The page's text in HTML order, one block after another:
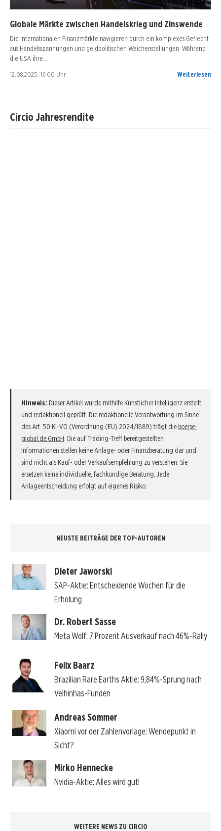
Globale Märkte zwischen Handelskrieg und Zinswende
Die internationalen Finanzmärkte navigieren durch ein komplexes Geflecht
aus Handelsspannungen und geldpolitischen Weichenstellungen. Während
die USA ihre…
12.08.2025, 16:00 Uhr Weiterlesen
Circio Jahresrendite
Hinweis: Dieser Artikel wurde mithilfe Künstlicher Intelligenz erstellt
und redaktionell geprüft. Die redaktionelle Verantwortung im Sinne
des Art. 50 KI-VO (Verordnung (EU) 2024/1689) trägt die boerse-
global.de GmbH . Die auf Trading-Treff bereitgestellten
Informationen stellen keine Anlage- oder Finanzberatung dar und
sind nicht als Kauf- oder Verkaufsempfehlung zu verstehen. Sie
ersetzen keine individuelle, fachkundige Beratung. Jede
Anlageentscheidung erfolgt auf eigenes Risiko.
NEUSTE BEITRÄGE DER TOP-AUTOREN
Dieter Jaworski
SAP-Aktie: Entscheidende Wochen für die
Erholung
Dr. Robert Sasse
Meta Wolf: 7 Prozent Ausverkauf nach 46%-Rally
Felix Baarz
Brazilian Rare Earths Aktie: 9,84%-Sprung nach
Velhinhas-Funden
Andreas Sommer
Xiaomi vor der Zahlenvorlage: Wendepunkt in
Sicht?
Mirko Hennecke
Nvidia-Aktie: Alles wird gut!
WEITERE NEWS ZU CIRCIO